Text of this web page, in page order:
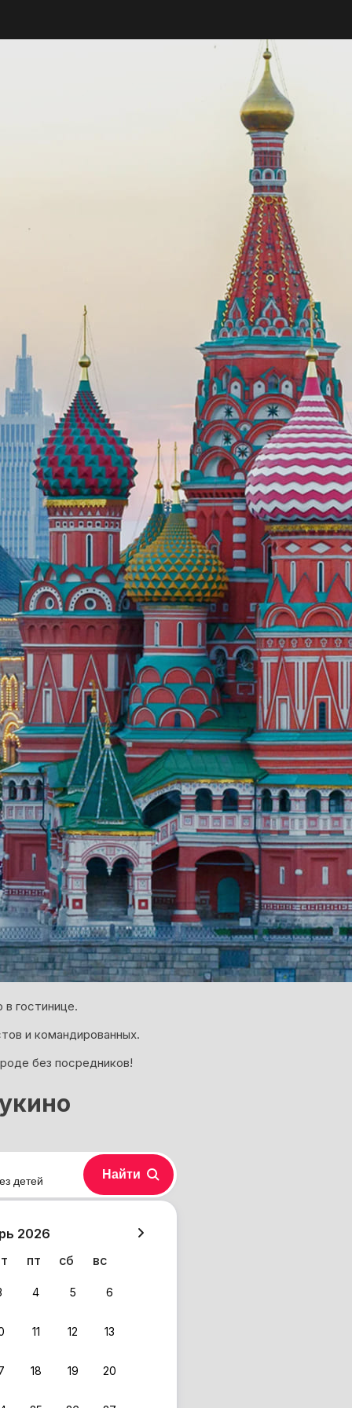
гостинице.
и командированных.
без посредников!
2026
пт сб вс
4 5 6
11 12 13
18 19 20
детей Найти